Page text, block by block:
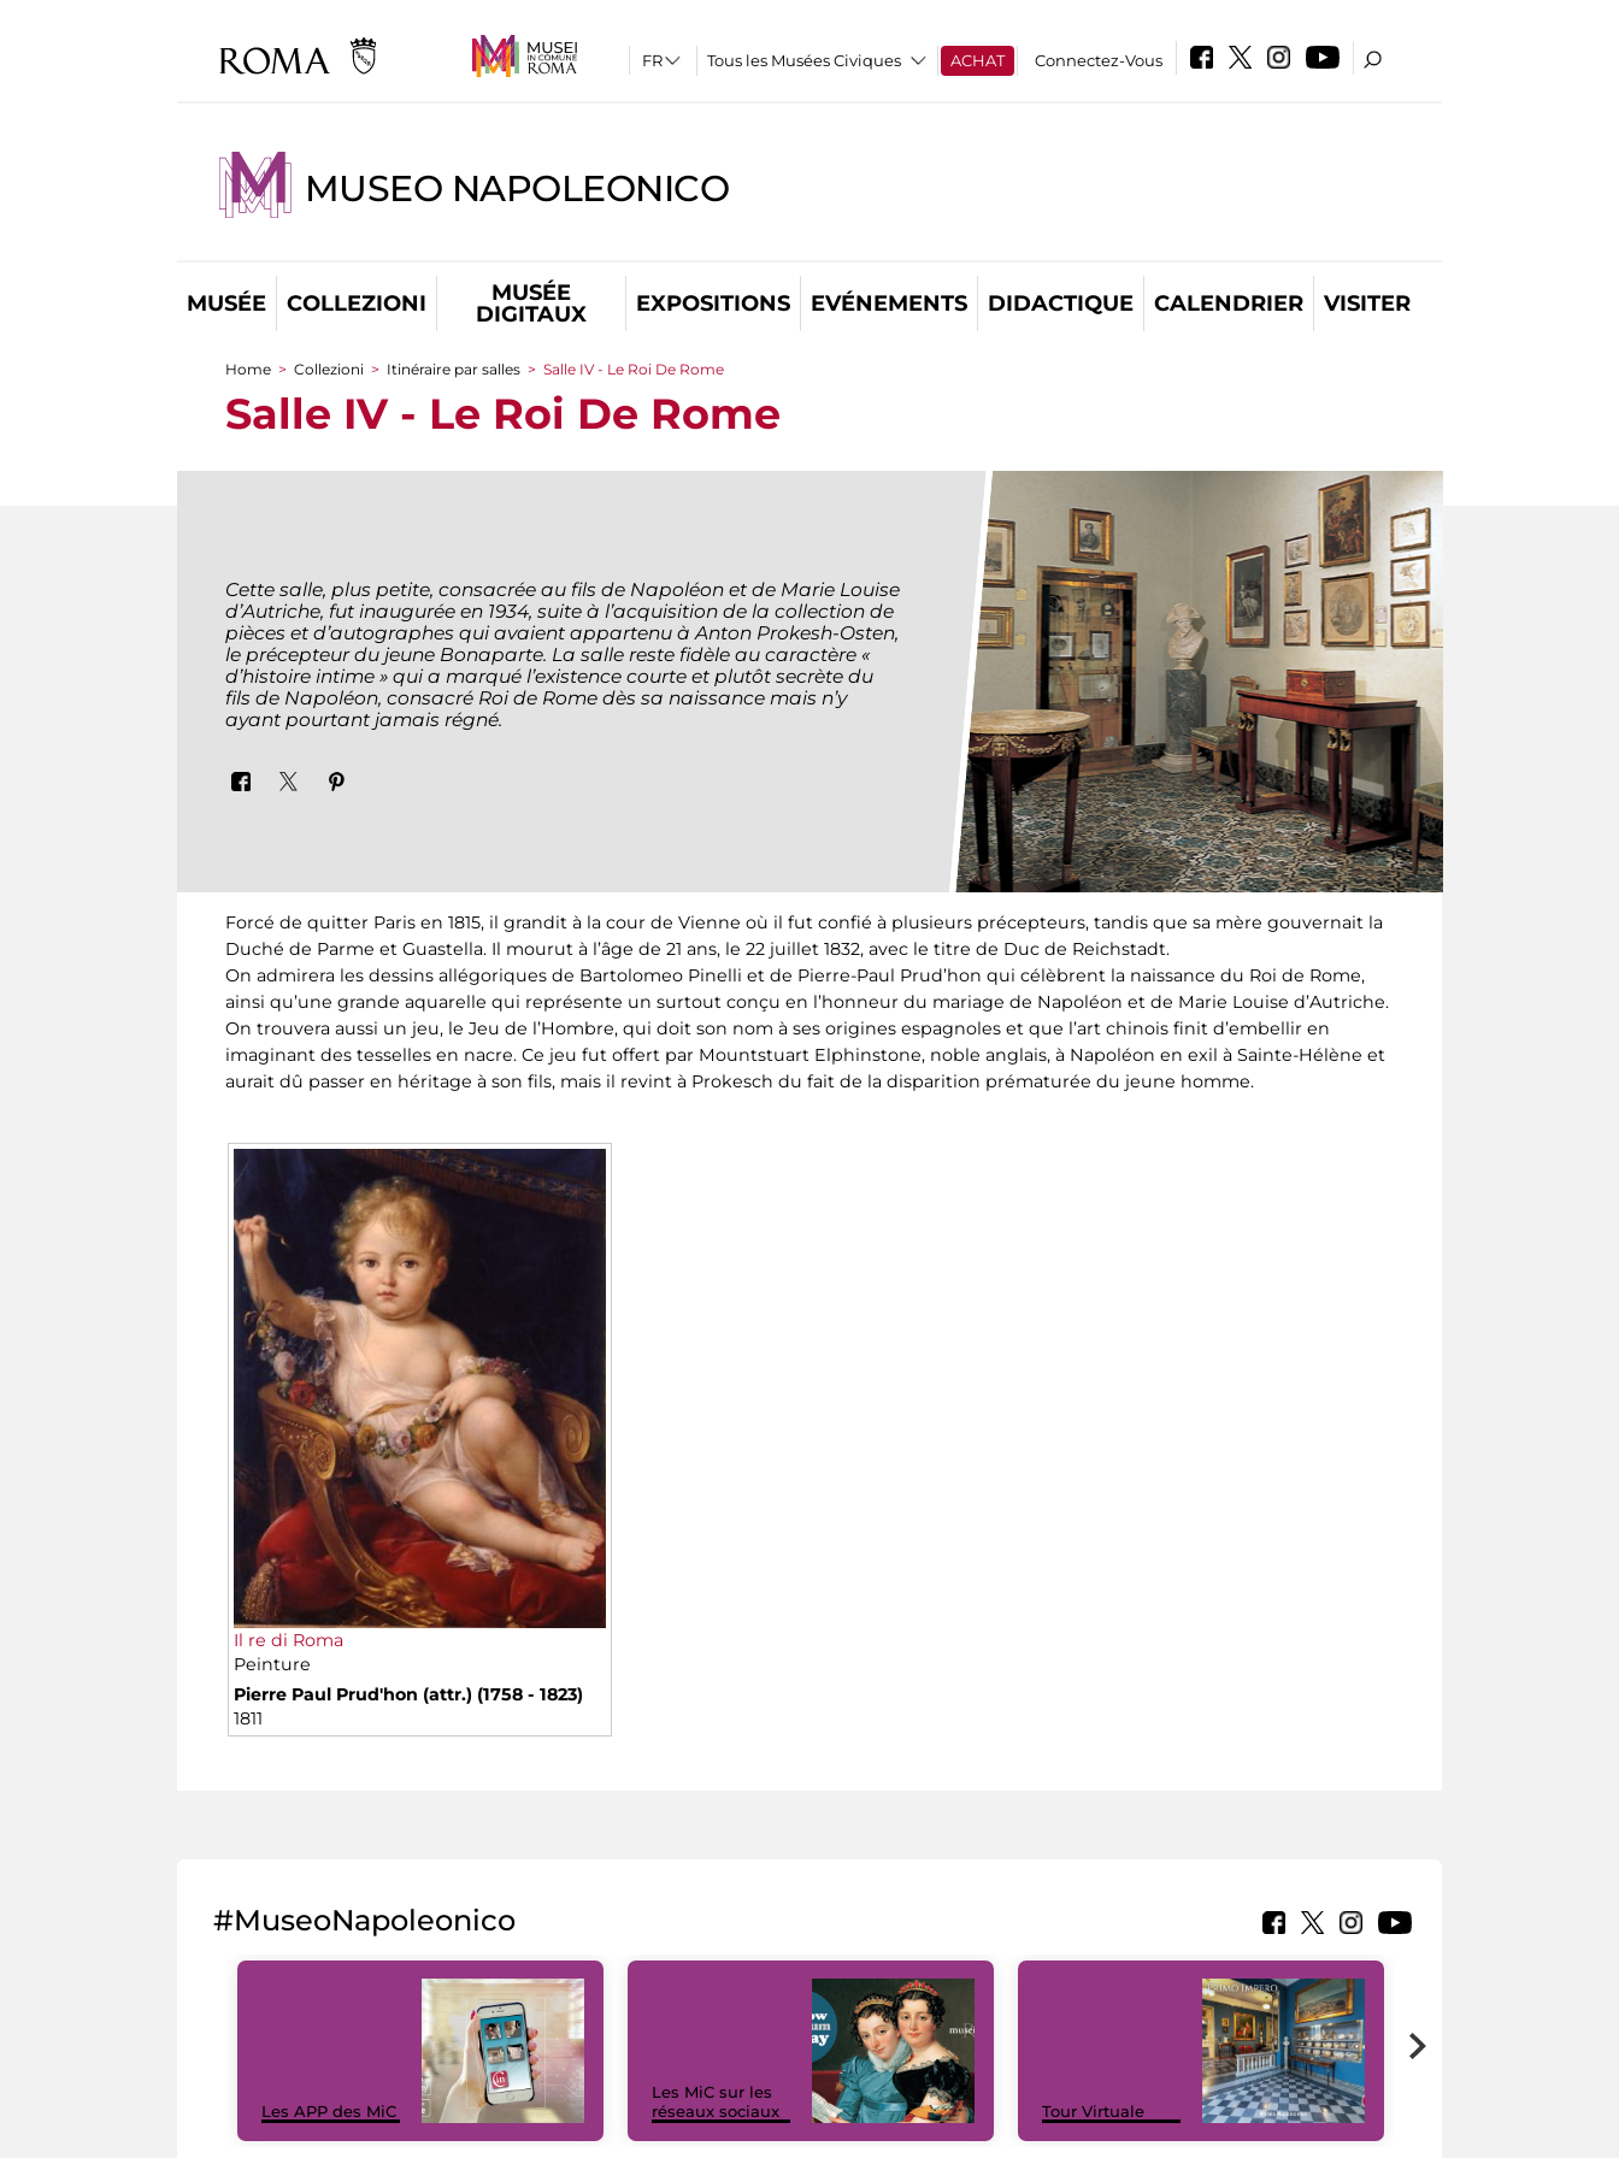
Tous les Musées Civiques ACHAT Connectez-Vous
MUSEO NAPOLEONICO
MUSÉE COLLEZIONI
MUSÉE
DIGITAUX
EXPOSITIONS EVÉNEMENTS DIDACTIQUE CALENDRIER VISITER
You are here
Home > Collezioni > Itinéraire par salles > Salle IV - Le Roi De Rome
Salle IV - Le Roi De Rome
Cette salle, plus petite, consacrée au fils de Napoléon et de Marie Louise
d’Autriche, fut inaugurée en 1934, suite à l’acquisition de la collection de
pièces et d’autographes qui avaient appartenu à Anton Prokesh-Osten,
le précepteur du jeune Bonaparte. La salle reste fidèle au caractère «
d’histoire intime » qui a marqué l’existence courte et plutôt secrète du
fils de Napoléon, consacré Roi de Rome dès sa naissance mais n’y
ayant pourtant jamais régné.
Forcé de quitter Paris en 1815, il grandit à la cour de Vienne où il fut confié à plusieurs précepteurs, tandis que sa mère gouvernait la
Duché de Parme et Guastella. Il mourut à l’âge de 21 ans, le 22 juillet 1832, avec le titre de Duc de Reichstadt.
On admirera les dessins allégoriques de Bartolomeo Pinelli et de Pierre-Paul Prud’hon qui célèbrent la naissance du Roi de Rome,
ainsi qu’une grande aquarelle qui représente un surtout conçu en l’honneur du mariage de Napoléon et de Marie Louise d’Autriche.
On trouvera aussi un jeu, le Jeu de l’Hombre, qui doit son nom à ses origines espagnoles et que l’art chinois finit d’embellir en
imaginant des tesselles en nacre. Ce jeu fut offert par Mountstuart Elphinstone, noble anglais, à Napoléon en exil à Sainte-Hélène et
aurait dû passer en héritage à son fils, mais il revint à Prokesch du fait de la disparition prématurée du jeune homme.
Il re di Roma
Peinture
Pierre Paul Prud'hon (attr.) (1758 - 1823)
1811
#MuseoNapoleonico
Les APP des MiC
Les MiC sur les
réseaux sociaux
Tour Virtuale